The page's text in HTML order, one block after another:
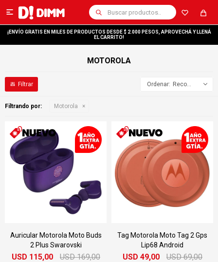

¡ENVÍO GRATIS EN MILES DE PRODUCTOS DESDE $ 2.000 PESOS, APROVECHÁ Y LLENÁ
EL CARRITO!
MOTOROLA
Recomendados
Filtrando por: Motorola
Auricular Motorola Moto Buds
2 Plus Swarovski
USD 115,00 USD 169,00
Tag Motorola Moto Tag 2 Gps
Lip68 Android
USD 49,00 USD 69,00